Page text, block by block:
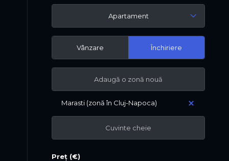
Apartament
Vânzare Închiriere
Marasti (zonă în Cluj-Napoca)
Preț (€)